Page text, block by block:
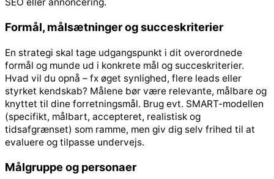
Formål, målsætninger og succeskriterier
En strategi skal tage udgangspunkt i dit overordnede
formål og munde ud i konkrete mål og succeskriterier.
Hvad vil du opnå – fx øget synlighed, flere leads eller
styrket kendskab? Målene bør være relevante, målbare og
knyttet til dine forretningsmål. Brug evt. SMART-modellen
(specifikt, målbart, accepteret, realistisk og
tidsafgrænset) som ramme, men giv dig selv frihed til at
evaluere og tilpasse undervejs.
Målgruppe og personaer